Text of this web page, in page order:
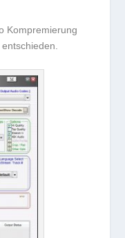
Kompremierung